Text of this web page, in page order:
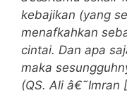
kebajikan (yang
menafkahkan
cintai. Dan apa
maka
(QS. Ali â€˜Imran